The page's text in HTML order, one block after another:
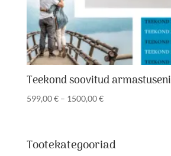
Teekond soovitud armastuseni
599,00€ – 1500,00€Hinnavahemik:
1500,00 €
Tootekategooriad